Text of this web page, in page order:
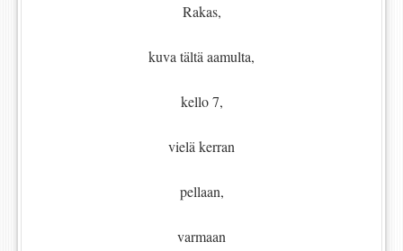
Rakas,
kuva tältä aamulta,
kello 7,
vielä kerran
pellaan,
varmaan